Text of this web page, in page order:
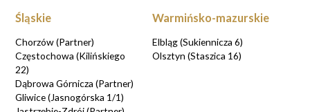
Śląskie
Chorzów (Partner)
Częstochowa (Kilińskiego
22)
Dąbrowa Górnicza (Partner)
Gliwice (Jasnogórska 1/1)
Warmińsko-mazurskie
Elbląg (Sukiennicza 6)
Olsztyn (Staszica 16)